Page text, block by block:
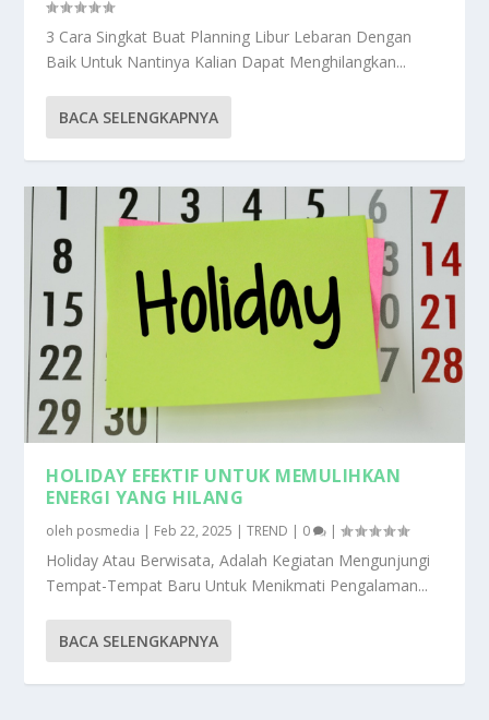
3 Cara Singkat Buat Planning Libur Lebaran Dengan
Baik Untuk Nantinya Kalian Dapat Menghilangkan...
BACA SELENGKAPNYA
HOLIDAY EFEKTIF UNTUK MEMULIHKAN
ENERGI YANG HILANG
oleh posmedia | Feb 22, 2025 |TREND | 0 |
Holiday Atau Berwisata, Adalah Kegiatan Mengunjungi
Tempat-Tempat Baru Untuk Menikmati Pengalaman...
BACA SELENGKAPNYA